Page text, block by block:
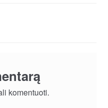
komentuoti.